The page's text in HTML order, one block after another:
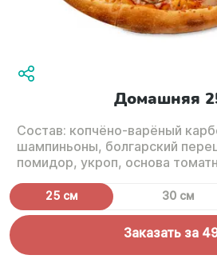
Домашняя
Состав: копчёно-варёный
шампиньоны, болгарский
помидор, укроп, основа
25 см 30 см
Заказать за